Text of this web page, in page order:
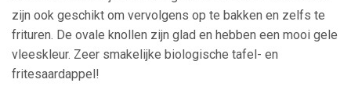
zijn ook geschikt om vervolgens op te bakken en zelfs te
frituren. De ovale knollen zijn glad en hebben een mooi gele
vleeskleur. Zeer smakelijke biologische tafel- en
fritesaardappel!